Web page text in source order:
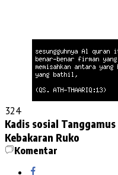
324
Kadis sosial Tanggamus
Kebakaran Ruko
Komentar